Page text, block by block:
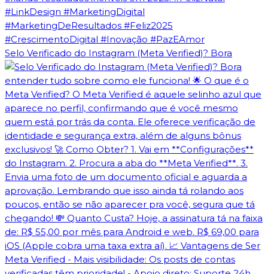
Selo Verificado do Instagram (Meta Verified)? Bora